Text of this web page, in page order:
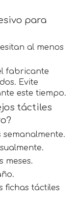
para
al menos
fabricante
Evite
este tiempo.
táctiles
meses.
fichas táctiles